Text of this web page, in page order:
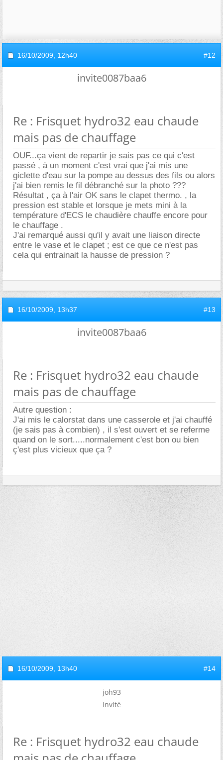
16/10/2009, 12h40 #12
invite0087baa6
Re : Frisquet hydro32 eau chaude
mais pas de chauffage
OUF...ça vient de repartir je sais pas ce qui c'est
passé , à un moment c'est vrai que j'ai mis une
giclette d'eau sur la pompe au dessus des fils ou alors
j'ai bien remis le fil débranché sur la photo ???
Résultat , ça à l'air OK sans le clapet thermo. , la
pression est stable et lorsque je mets mini à la
température d'ECS le chaudière chauffe encore pour
le chauffage .
J'ai remarqué aussi qu'il y avait une liaison directe
entre le vase et le clapet ; est ce que ce n'est pas
cela qui entrainait la hausse de pression ?
16/10/2009, 13h37 #13
invite0087baa6
Re : Frisquet hydro32 eau chaude
mais pas de chauffage
Autre question :
J'ai mis le calorstat dans une casserole et j'ai chauffé
(je sais pas à combien) , il s'est ouvert et se referme
quand on le sort.....normalement c'est bon ou bien
ç'est plus vicieux que ça ?
16/10/2009, 13h40 #14
joh93
Invité
Re : Frisquet hydro32 eau chaude